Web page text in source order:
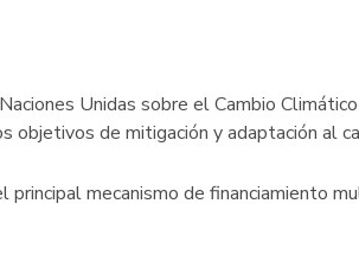
Unidas sobre el Cambio
de mitigación y adaptación al
mecanismo de financiamiento